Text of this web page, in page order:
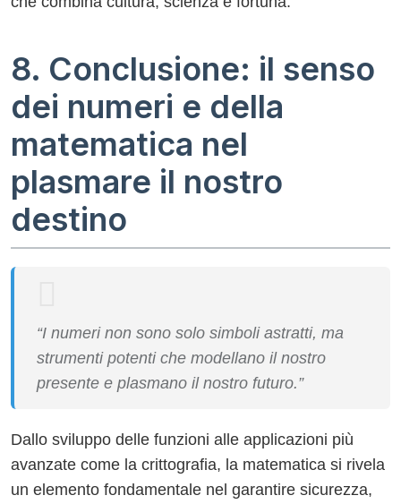
8. Conclusione: il senso
dei numeri e della
matematica nel
plasmare il nostro
destino
“I numeri non sono solo simboli astratti, ma
strumenti potenti che modellano il nostro
presente e plasmano il nostro futuro.”
Dallo sviluppo delle funzioni alle applicazioni più
avanzate come la crittografia, la matematica si rivela
un elemento fondamentale nel garantire sicurezza,